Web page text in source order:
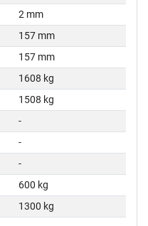
2 mm
157 mm
157 mm
1608 kg
1508 kg
-
-
-
600 kg
1300 kg